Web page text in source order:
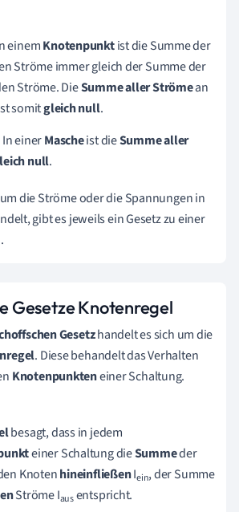
einemKnotenpunktist die Summe der
Ströme immer gleich der Summe der
Ströme. DieSumme aller Strömean
somitgleich null.
In einerMascheist dieSumme aller
null.
die Ströme oder die Spannungen in
gibt es jeweils ein Gesetz zu einer
Gesetze Knotenregel
Gesetzhandelt es sich um die
. Diese behandelt das Verhalten
Knotenpunkteneiner Schaltung.
besagt, dass in jedem
einer Schaltung dieSummeder
KnotenhineinfließenIein, der Summe
Ströme Iausentspricht.